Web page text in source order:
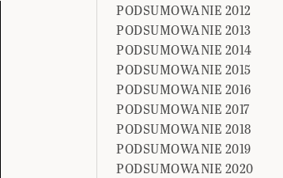
PODSUMOWANIE 2012
PODSUMOWANIE 2013
PODSUMOWANIE 2014
PODSUMOWANIE 2015
PODSUMOWANIE 2016
PODSUMOWANIE 2017
PODSUMOWANIE 2018
PODSUMOWANIE 2019
PODSUMOWANIE 2020